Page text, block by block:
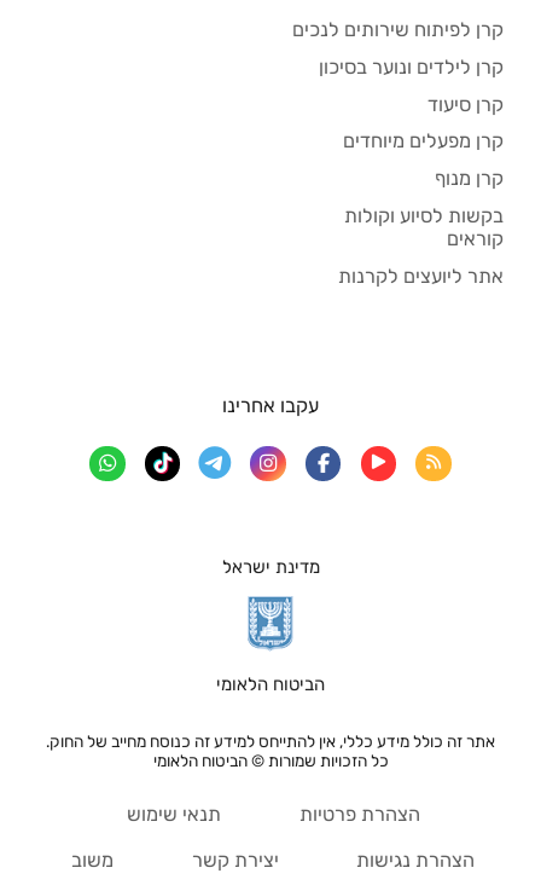
קרן לפיתוח שירותים לנכים
קרן לילדים ונוער בסיכון
קרן סיעוד
קרן מפעלים מיוחדים
קרן מנוף
בקשות לסיוע וקולות
קוראים
אתר ליועצים לקרנות
מדינת ישראל
הביטוח הלאומי
אתר זה כולל מידע כללי, אין להתייחס למידע זה כנוסח מחייב של החוק.
כל הזכויות שמורות © הביטוח הלאומי
עקבו אחרינו
הצהרת פרטיות תנאי שימוש
הצהרת נגישות יצירת קשר משוב